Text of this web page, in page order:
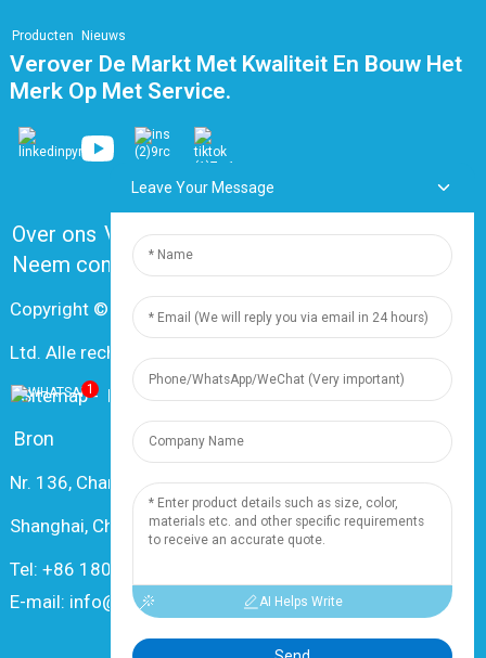
Producten Nieuws
Verover De Markt Met Kwaliteit En Bouw Het
Merk Op Met Service.
Over ons Veelgestelde vragen
Neem contact met ons op
Copyright © 2024 Shanghai Dingzun Electric & Cable Co.,
Ltd. Alle rechten voorbehouden.
-Sitemap- Resource
Bron
Nr. 136, Changxiang Rd., Nanxiang Town, 201802,
Shanghai, China
Tel: +86 18019377761
E-mail: info@dingzuncable.com
1
Leave Your Message
AI Helps Write